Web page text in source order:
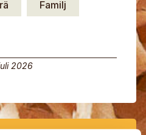
Familj
2026